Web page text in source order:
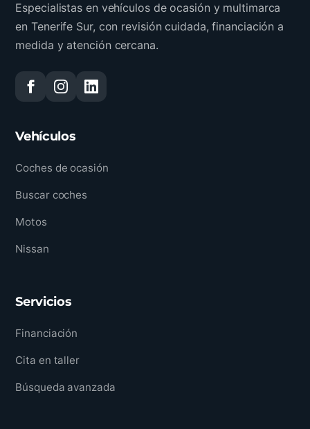
Especialistas en vehículos de ocasión y multimarca
en Tenerife Sur, con revisión cuidada, financiación a
medida y atención cercana.
Vehículos
Coches de ocasión
Buscar coches
Motos
Nissan
Servicios
Financiación
Cita en taller
Búsqueda avanzada